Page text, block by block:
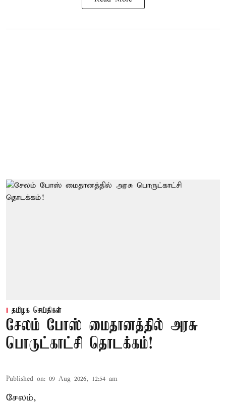
தமிழக செய்திகள்
சேலம் போஸ் மைதானத்தில் அரசு
பொருட்காட்சி தொடக்கம்!
Published on: 09 Aug 2026, 12:54 am
சேலம்,